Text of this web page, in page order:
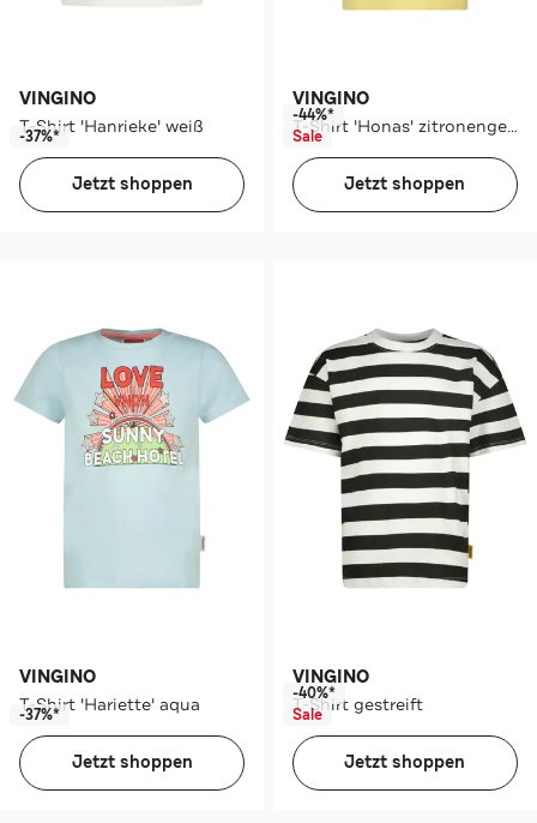
VINGINO
T-Shirt 'Hanrieke' weiß
-37%*
Jetzt shoppen
VINGINO
T-Shirt 'Honas' zitronengelb
-44%*
Sale
Jetzt shoppen
VINGINO
T-Shirt 'Hariette' aqua
-37%*
Jetzt shoppen
VINGINO
T-Shirt gestreift
-40%*
Sale
Jetzt shoppen